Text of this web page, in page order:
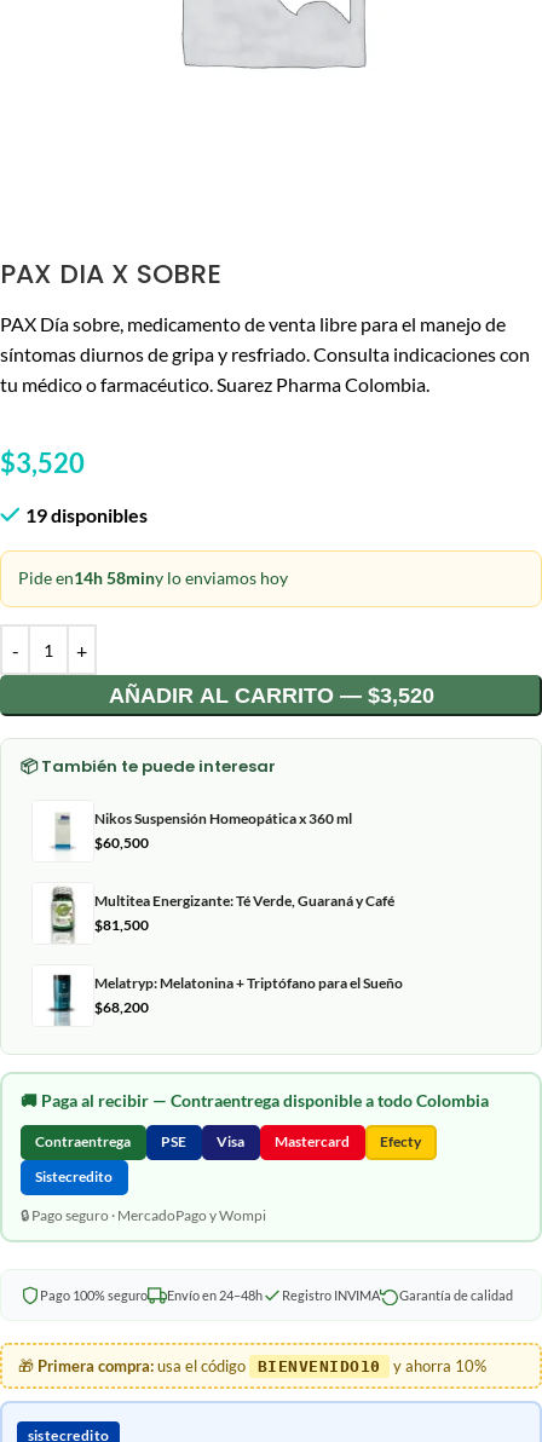
PAX DIA X SOBRE
PAX Día sobre, medicamento de venta libre para el manejo de
síntomas diurnos de gripa y resfriado. Consulta indicaciones con
tu médico o farmacéutico. Suarez Pharma Colombia.
$3,520
19 disponibles
Pide en14h 58miny lo enviamos hoy
AÑADIR AL CARRITO — $3,520
📦 También te puede interesar
Nikos Suspensión Homeopática x 360 ml
$60,500
Multitea Energizante: Té Verde, Guaraná y Café
$81,500
Melatryp: Melatonina + Triptófano para el Sueño
$68,200
🚚 Paga al recibir— Contraentrega disponible a todo Colombia
Contraentrega PSE Visa Mastercard Efecty
Sistecredito
🔒 Pago seguro · MercadoPago y Wompi
Pago 100% seguro Envío en 24–48h Registro INVIMA Garantía de calidad
🎁 Primera compra:usa el código BIENVENIDO10 y ahorra 10%
sistecredito